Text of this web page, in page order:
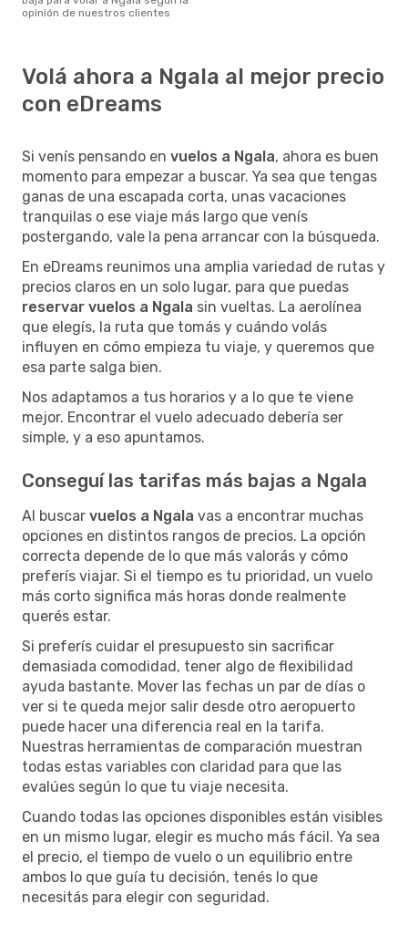
opinión de nuestros clientes
Volá ahora a Ngala al mejor precio
con eDreams
Si venís pensando en vuelos a Ngala, ahora es buen
momento para empezar a buscar. Ya sea que tengas
ganas de una escapada corta, unas vacaciones
tranquilas o ese viaje más largo que venís
postergando, vale la pena arrancar con la búsqueda.
En eDreams reunimos una amplia variedad de rutas y
precios claros en un solo lugar, para que puedas
reservar vuelos a Ngala sin vueltas. La aerolínea
que elegís, la ruta que tomás y cuándo volás
influyen en cómo empieza tu viaje, y queremos que
esa parte salga bien.
Nos adaptamos a tus horarios y a lo que te viene
mejor. Encontrar el vuelo adecuado debería ser
simple, y a eso apuntamos.
Conseguí las tarifas más bajas a Ngala
Al buscar vuelos a Ngala vas a encontrar muchas
opciones en distintos rangos de precios. La opción
correcta depende de lo que más valorás y cómo
preferís viajar. Si el tiempo es tu prioridad, un vuelo
más corto significa más horas donde realmente
querés estar.
Si preferís cuidar el presupuesto sin sacrificar
demasiada comodidad, tener algo de flexibilidad
ayuda bastante. Mover las fechas un par de días o
ver si te queda mejor salir desde otro aeropuerto
puede hacer una diferencia real en la tarifa.
Nuestras herramientas de comparación muestran
todas estas variables con claridad para que las
evalúes según lo que tu viaje necesita.
Cuando todas las opciones disponibles están visibles
en un mismo lugar, elegir es mucho más fácil. Ya sea
el precio, el tiempo de vuelo o un equilibrio entre
ambos lo que guía tu decisión, tenés lo que
necesitás para elegir con seguridad.